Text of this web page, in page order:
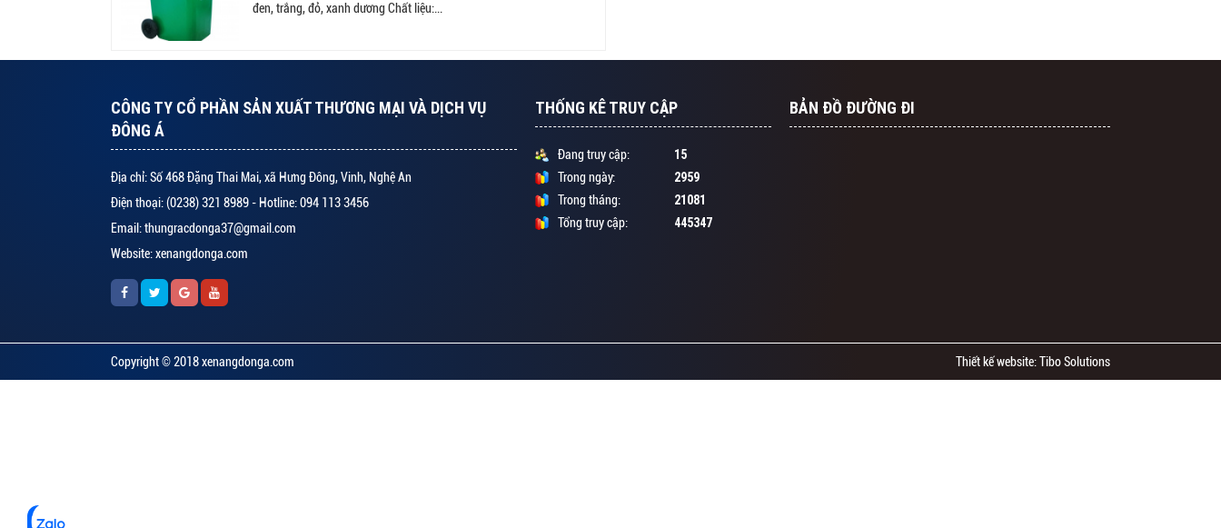
đen, trắng, đỏ, xanh dương Chất liệu:...
CÔNG TY CỔ PHẦN SẢN XUẤT THƯƠNG MẠI VÀ DỊCH VỤ
ĐÔNG Á
Địa chỉ: Số 468 Đặng Thai Mai, xã Hưng Đông, Vinh, Nghệ An
Điện thoại: (0238) 321 8989 - Hotline: 094 113 3456
Email: thungracdonga37@gmail.com
Website: xenangdonga.com
THỐNG KÊ TRUY CẬP
Đang truy cập: 15
Trong ngày: 2959
Trong tháng: 21081
Tổng truy cập: 445347
BẢN ĐỒ ĐƯỜNG ĐI
Copyright © 2018 xenangdonga.com Thiết kế website: Tibo Solutions